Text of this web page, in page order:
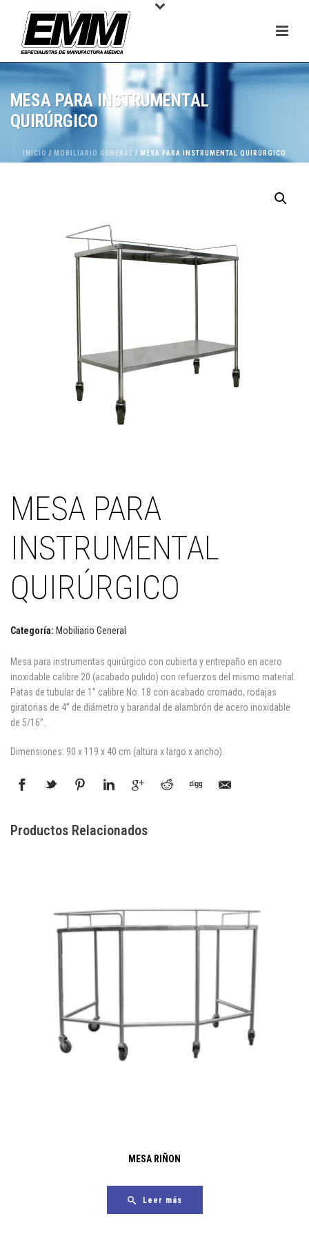
MESA PARA INSTRUMENTAL
QUIRÚRGICO
INICIO / MOBILIARIO GENERAL / MESA PARA INSTRUMENTAL QUIRÚRGICO
MESA PARA
INSTRUMENTAL
QUIRÚRGICO
Categoría: Mobiliario General
Mesa para instrumentas quirúrgico con cubierta y entrepaño en acero
inoxidable calibre 20 (acabado pulido) con refuerzos del mismo material.
Patas de tubular de 1” calibre No. 18 con acabado cromado, rodajas
giratorias de 4” de diámetro y barandal de alambrón de acero inoxidable
de 5/16”.
Dimensiones: 90 x 119 x 40 cm (altura x largo x ancho).
Productos Relacionados
MESA RIÑON
Leer más